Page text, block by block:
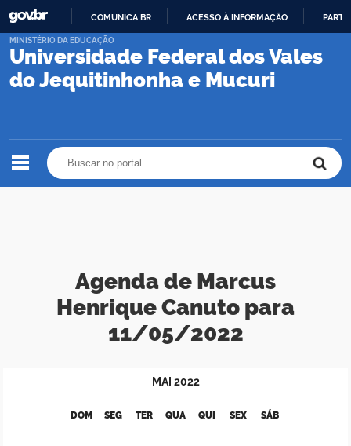
PARA
CONTEÚDO
COMUNICA BR ACESSO À INFORMAÇÃO
Universidade Federal dos Vales
do Jequitinhonha e Mucuri
MINISTÉRIO DA EDUCAÇÃO
Agenda de Marcus
Henrique Canuto para
11/05/2022
MAI 2022
DOM SEG TER QUA QUI SEX SÁB